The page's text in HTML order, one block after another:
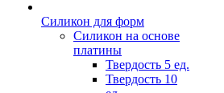
Силикон для форм
Силикон на основе
платины
Твердость 5 ед.
Твердость 10